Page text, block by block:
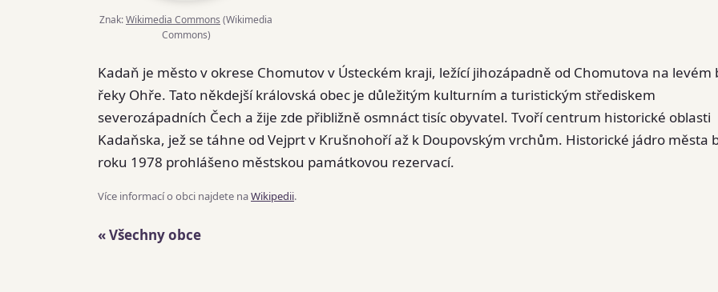
Znak:Wikimedia Commons (Wikimedia
Commons)
Kadaň je město v okrese Chomutov v Ústeckém kraji, ležící jihozápadně od Chomutova na levém
řeky Ohře. Tato někdejší královská obec je důležitým kulturním a turistickým střediskem
severozápadních Čech a žije zde přibližně osmnáct tisíc obyvatel. Tvoří centrum historické oblasti
Kadaňska, jež se táhne od Vejprt v Krušnohoří až k Doupovským vrchům. Historické jádro města
roku 1978 prohlášeno městskou památkovou rezervací.
Více informací o obci najdete naWikipedii.
« Všechny obce